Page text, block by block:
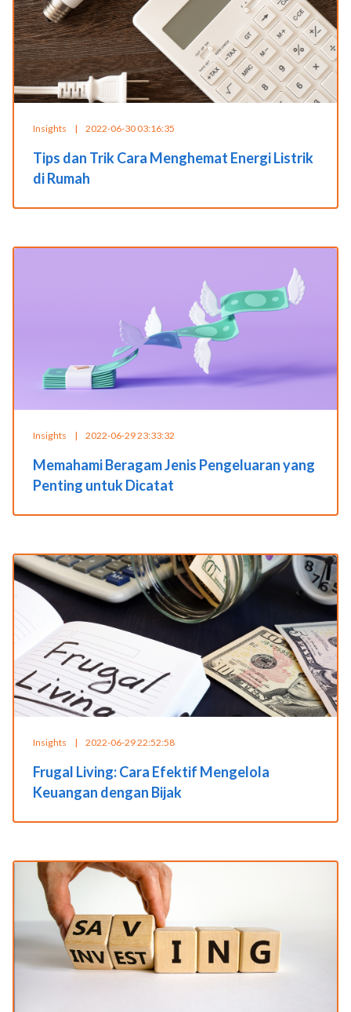
Insights | 2022-06-30 03:16:35
Tips dan Trik Cara Menghemat Energi Listrik
di Rumah
Insights | 2022-06-29 23:33:32
Memahami Beragam Jenis Pengeluaran yang
Penting untuk Dicatat
Insights | 2022-06-29 22:52:58
Frugal Living: Cara Efektif Mengelola
Keuangan dengan Bijak